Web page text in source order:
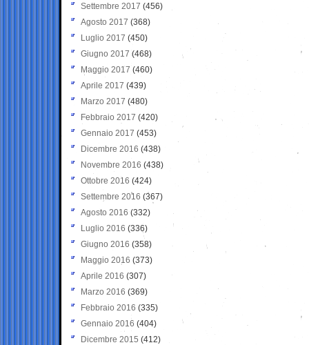
Settembre 2017 (456)
Agosto 2017 (368)
Luglio 2017 (450)
Giugno 2017 (468)
Maggio 2017 (460)
Aprile 2017 (439)
Marzo 2017 (480)
Febbraio 2017 (420)
Gennaio 2017 (453)
Dicembre 2016 (438)
Novembre 2016 (438)
Ottobre 2016 (424)
Settembre 2016 (367)
Agosto 2016 (332)
Luglio 2016 (336)
Giugno 2016 (358)
Maggio 2016 (373)
Aprile 2016 (307)
Marzo 2016 (369)
Febbraio 2016 (335)
Gennaio 2016 (404)
Dicembre 2015 (412)